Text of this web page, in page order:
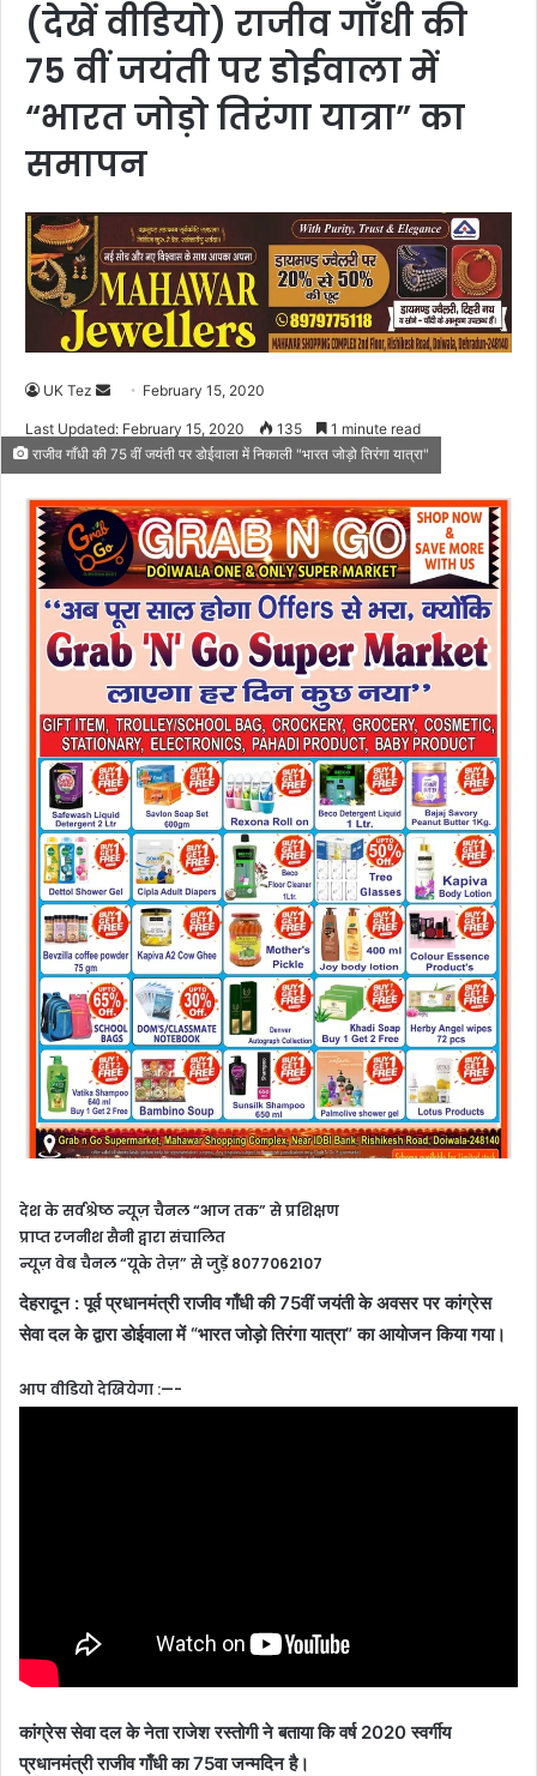
(देखें वीडियो) राजीव गाँधी की
75 वीं जयंती पर डोईवाला में
“भारत जोड़ो तिरंगा यात्रा” का
समापन
UK Tez
e
n
d
a
e
m
a
i
February 15, 2020
Last Updated: February 15, 2020 135 1 minute read
राजीव गाँधी की 75 वीं जयंती पर डोईवाला में निकाली "भारत जोड़ो तिरंगा यात्रा"
देश के सर्वश्रेष्ठ न्यूज़ चैनल “आज तक” सेप्रशिक्षण
प्राप्त रजनीश सैनी द्वारासंचालित
न्यूज़ वेब चैनल “यूके तेज़” से जुड़ें 8077062107
देहरादून : पूर्व प्रधानमंत्री राजीव गाँधी की 75वीं जयंती के अवसर पर कांग्रेस
सेवा दल के द्वारा डोईवाला में “भारत जोड़ो तिरंगा यात्रा” का आयोजन किया गया।
आप वीडियो देखियेगा :—-
कांग्रेस सेवा दल के नेता राजेश रस्तोगी ने बताया कि वर्ष 2020 स्वर्गीय
प्रधानमंत्री राजीव गाँधी का 75वा जन्मदिन है।